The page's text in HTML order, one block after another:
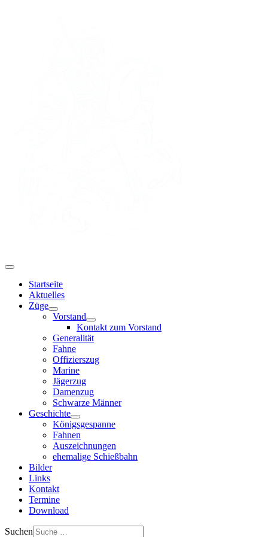
Startseite
Aktuelles
Züge
Vorstand
Kontakt zum Vorstand
Generalität
Fahne
Offizierszug
Marine
Jägerzug
Damenzug
Schwarze Männer
Geschichte
Königsgespanne
Fahnen
Auszeichnungen
ehemalige Schießbahn
Bilder
Links
Kontakt
Termine
Download
Suchen